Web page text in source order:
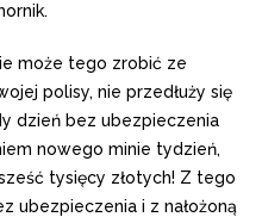
może tego zrobić ze
polisy, nie przedłuży się
dzień bez ubezpieczenia
nowego minie tydzień,
tysięcy złotych! Z tego
ubezpieczenia i z nałożoną